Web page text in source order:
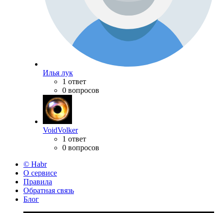
Илья лук
1 ответ
0 вопросов
VoidVolker
1 ответ
0 вопросов
© Habr
О сервисе
Правила
Обратная связь
Блог